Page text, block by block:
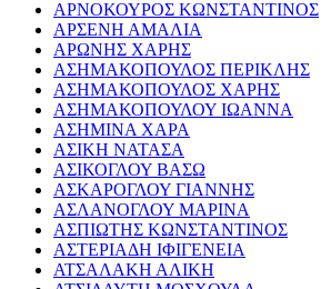
ΑΡΝΟΚΟΥΡΟΣ ΚΩΝΣΤΑΝΤΙΝΟΣ
ΑΡΣΕΝΗ ΑΜΑΛΙΑ
ΑΡΩΝΗΣ ΧΑΡΗΣ
ΑΣΗΜΑΚΟΠΟΥΛΟΣ ΠΕΡΙΚΛΗΣ
ΑΣΗΜΑΚΟΠΟΥΛΟΣ ΧΑΡΗΣ
ΑΣΗΜΑΚΟΠΟΥΛΟΥ ΙΩΑΝΝΑ
ΑΣΗΜΙΝΑ ΧΑΡΑ
ΑΣΙΚΗ ΝΑΤΑΣΑ
ΑΣΙΚΟΓΛΟΥ ΒΑΣΩ
ΑΣΚΑΡΟΓΛΟΥ ΓΙΑΝΝΗΣ
ΑΣΛΑΝΟΓΛΟΥ ΜΑΡΙΝΑ
ΑΣΠΙΩΤΗΣ ΚΩΝΣΤΑΝΤΙΝΟΣ
ΑΣΤΕΡΙΑΔΗ ΙΦΙΓΕΝΕΙΑ
ΑΤΣΑΛΑΚΗ ΑΛΙΚΗ